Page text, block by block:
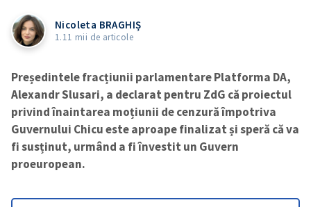
Nicoleta BRAGHIȘ
1.11 mii de articole
Președintele fracțiunii parlamentare Platforma DA,
Alexandr Slusari, a declarat pentru ZdG că proiectul
privind înaintarea moțiunii de cenzură împotriva
Guvernului Chicu este aproape finalizat și speră că va
fi susținut, urmând a fi învestit un Guvern
proeuropean.